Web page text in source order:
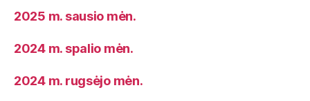
2025 m. sausio mėn.
2024 m. spalio mėn.
2024 m. rugsėjo mėn.